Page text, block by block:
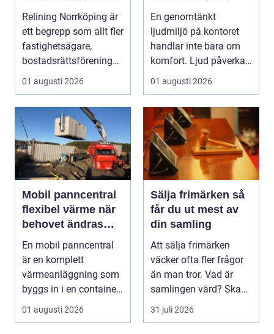
förnya avloppsrör
utan stambyte
Relining Norrköping är
ett begrepp som allt fler
fastighetsägare,
bostadsrättsföreningar
och villaäg...
01 augusti 2026
hållbar ljudmiljö
En genomtänkt
ljudmiljö på kontoret
handlar inte bara om
komfort. Ljud påverkar
koncentration, stres...
01 augusti 2026
Mobil panncentral
flexibel värme när
behovet ändras
snabbt
En mobil panncentral
är en komplett
värmeanläggning som
byggs in i en container
eller trailer och ko...
01 augusti 2026
Sälja frimärken så
får du ut mest av
din samling
Att sälja frimärken
väcker ofta fler frågor
än man tror. Vad är
samlingen värd? Ska
man sälja allt p...
31 juli 2026